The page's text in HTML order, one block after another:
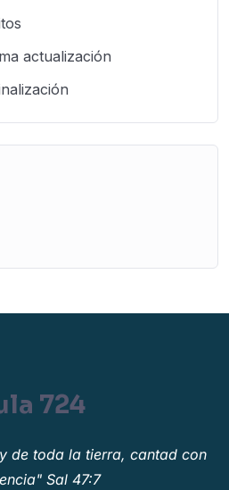
actualización
724
de toda la tierra, cantad con
Sal 47:7